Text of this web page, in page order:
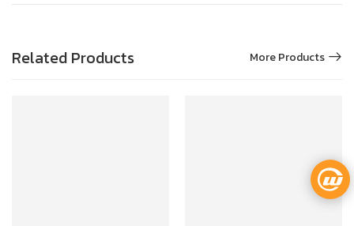
Related Products More Products